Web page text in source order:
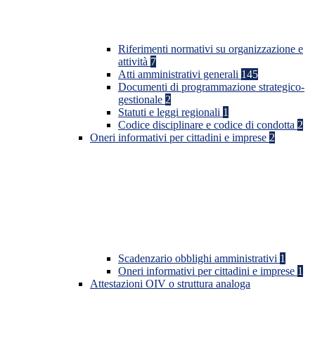
Riferimenti normativi su organizzazione e
attività 7
Atti amministrativi generali 145
Documenti di programmazione strategico-
gestionale 2
Statuti e leggi regionali 1
Codice disciplinare e codice di condotta 2
Oneri informativi per cittadini e imprese 2
Scadenzario obblighi amministrativi 1
Oneri informativi per cittadini e imprese 1
Attestazioni OIV o struttura analoga